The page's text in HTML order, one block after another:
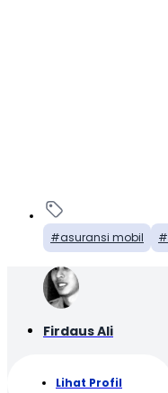
asuransi mobil
Firdaus Ali
Lihat Profil